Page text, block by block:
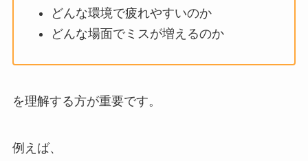
どんな環境で疲れやすいのか
どんな場面でミスが増えるのか
を理解する方が重要です。
例えば、